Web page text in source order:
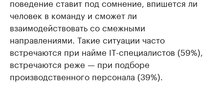
поведение ставит под сомнение, впишется ли
человек в команду и сможет ли
взаимодействовать со смежными
направлениями. Такие ситуации часто
встречаются при найме IT-специалистов (59%),
встречаются реже — при подборе
производственного персонала (39%).